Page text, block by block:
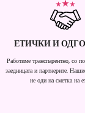
ЕТИЧКИ И
Работиме транспарентно, со
заедницата и партнерите.
не оди на сметка на